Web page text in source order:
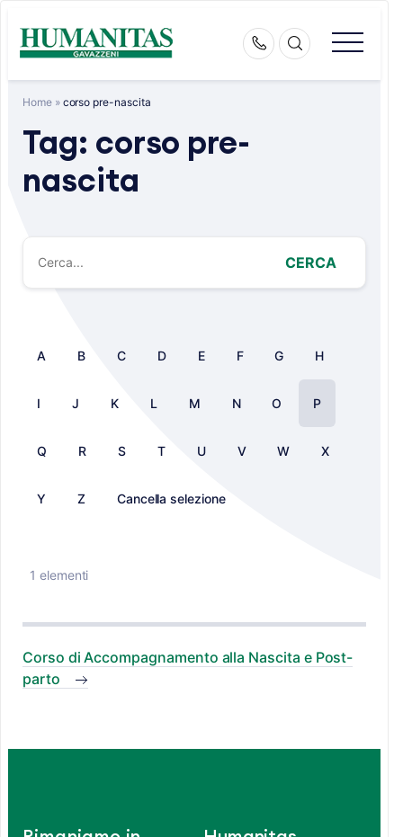
content
Home» corso pre-nascita
Tag: corso pre-
nascita
CERCA
A B C D E F G H
I J K L M N O P
Q R S T U V W X
Y Z Cancella selezione
1 elementi
Corso di Accompagnamento alla Nascita e Post-
parto